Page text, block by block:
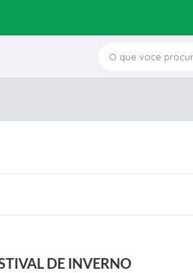
O que voce procura?
DE INVERNO